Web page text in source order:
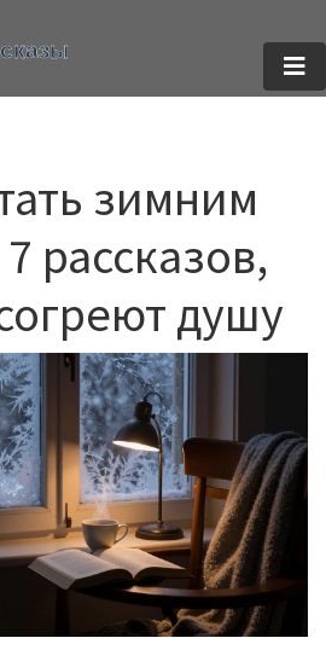
зимним
рассказов,
душу